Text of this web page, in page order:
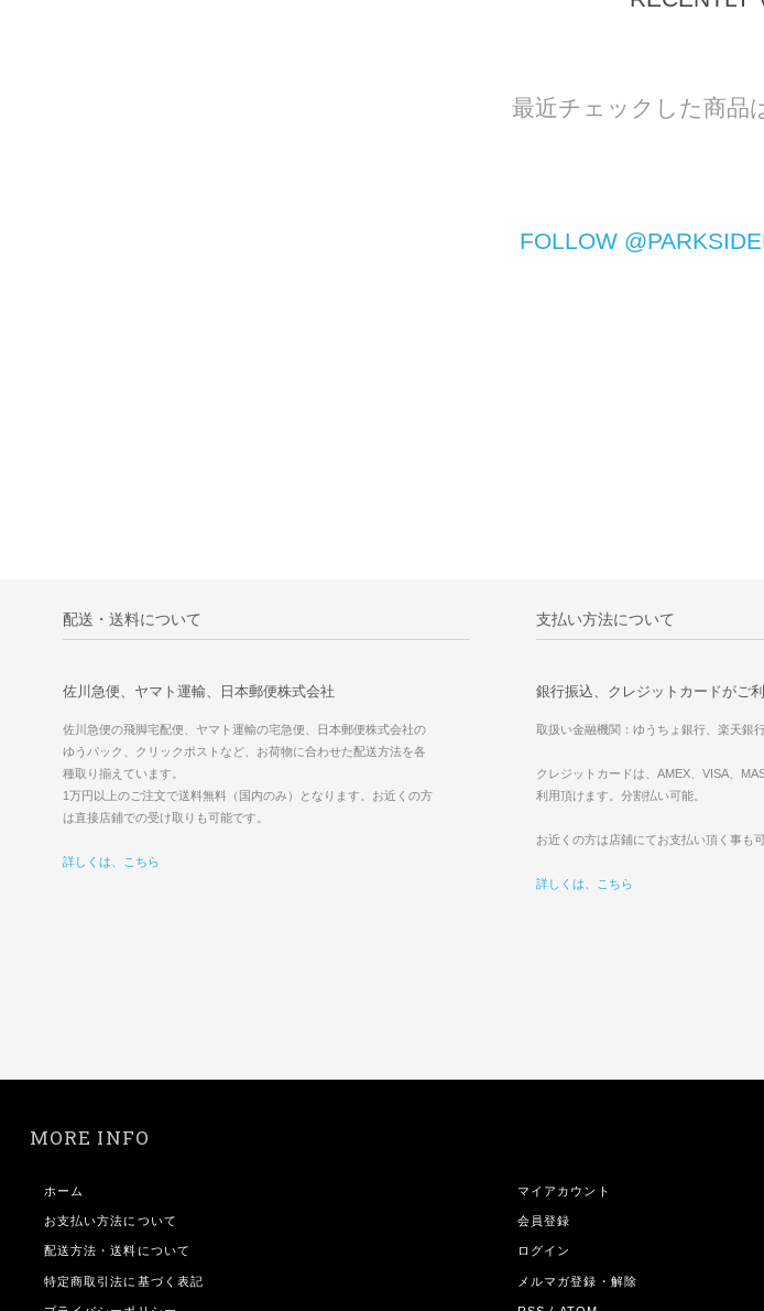
最近チェックした商品
FOLLOW
配送・送料について
佐川急便、ヤマト運輸、日本郵便株式会社
佐川急便の飛脚宅配便、ヤマト運輸の宅急便、日本郵便株式会社の
ゆうパック、クリックポストなど、お荷物に合わせた配送方法を各
種取り揃えています。
1万円以上のご注文で送料無料（国内のみ）となります。お近くの方
は直接店鋪での受け取りも可能です。
詳しくは、こちら
支払い方法について
銀行振込、クレジットカードがご
取扱い金融機関：ゆうちょ銀行、楽天銀
クレジットカードは、AMEX、VISA、
利用頂けます。分割払い可能。
お近くの方は店鋪にてお支払い頂く事も可
詳しくは、こちら
MORE INFO
ホーム
お支払い方法について
配送方法・送料について
特定商取引法に基づく表記
マイアカウント
会員登録
ログイン
メルマガ登録・解除